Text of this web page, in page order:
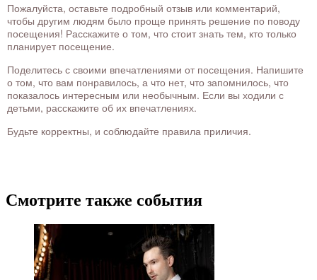
Пожалуйста, оставьте подробный отзыв или комментарий,
чтобы другим людям было проще принять решение по поводу
посещения! Расскажите о том, что стоит знать тем, кто только
планирует посещение.
Поделитесь с своими впечатлениями от посещения. Напишите
о том, что вам понравилось, а что нет, что запомнилось, что
показалось интересным или необычным. Если вы ходили с
детьми, расскажите об их впечатлениях.
Будьте корректны, и соблюдайте правила приличия.
Смотрите также события